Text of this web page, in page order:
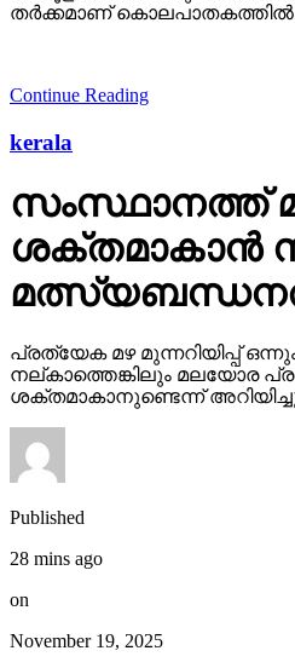
തര്‍ക്കമാണ് കൊലപാതകത്തില്‍
Continue Reading
kerala
സംസ്ഥാനത്ത്
ശക്തമാകാന്‍
പ്രത്യേക മഴ മുന്നറിയിപ്പ്
നല്കാത്തെങ്കിലും മലയോര
ശക്തമാകാനുണ്ടെന്ന്
Published
28 mins ago
on
November 19, 2025